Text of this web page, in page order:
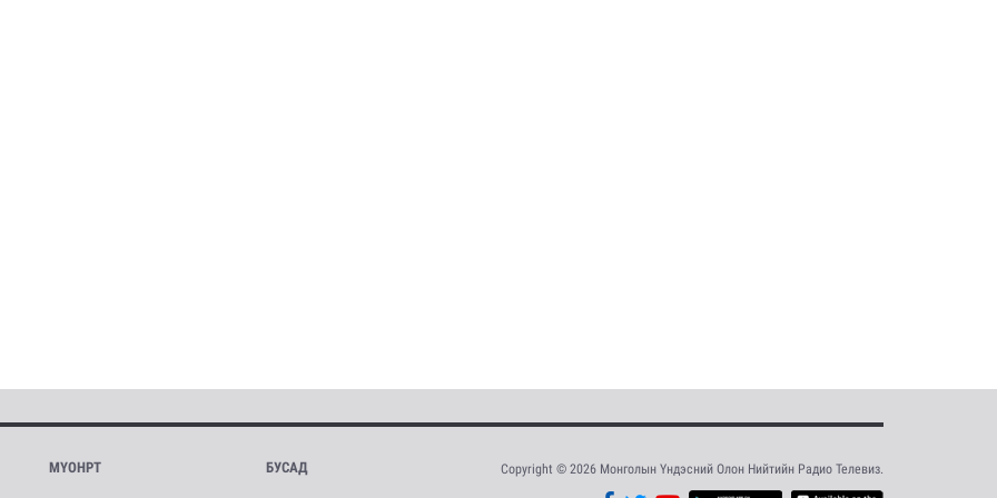
МҮОНРТ БУСАД Copyright © 2026 Монголын Үндэсний Олон Нийтийн Радио Телевиз.